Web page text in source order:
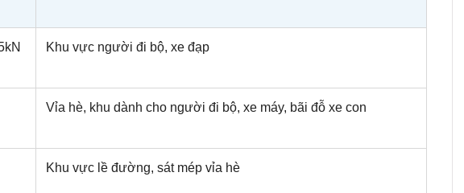
Khu vực người đi bộ, xe đạp
Vỉa hè, khu dành cho người đi bộ, xe máy, bãi đỗ xe con
Khu vực lề đường, sát mép vỉa hè